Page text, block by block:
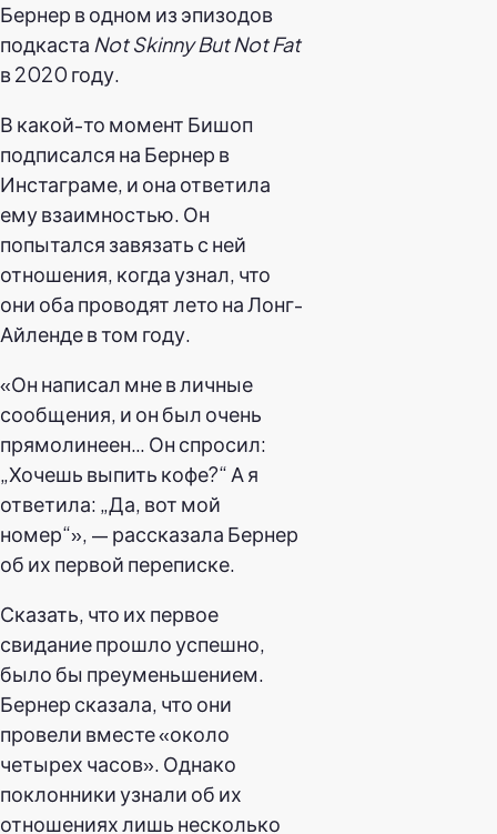
Бернер в одном из эпизодов
подкаста Not Skinny But Not Fat
в 2020 году.
В какой-то момент Бишоп
подписался на Бернер в
Инстаграме, и она ответила
ему взаимностью. Он
попытался завязать с ней
отношения, когда узнал, что
они оба проводят лето на Лонг-
Айленде в том году.
«Он написал мне в личные
сообщения, и он был очень
прямолинеен… Он спросил:
„Хочешь выпить кофе?“ А я
ответила: „Да, вот мой
номер“», — рассказала Бернер
об их первой переписке.
Сказать, что их первое
свидание прошло успешно,
было бы преуменьшением.
Бернер сказала, что они
провели вместе «около
четырех часов». Однако
поклонники узнали об их
отношениях лишь несколько